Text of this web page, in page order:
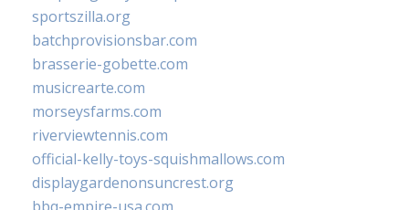
sportszilla.org
batchprovisionsbar.com
brasserie-gobette.com
musicrearte.com
morseysfarms.com
riverviewtennis.com
official-kelly-toys-squishmallows.com
displaygardenonsuncrest.org